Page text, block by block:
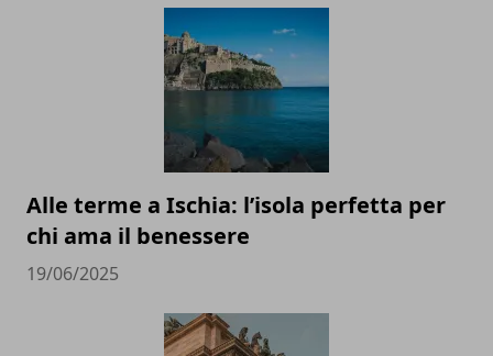
Alle terme a Ischia: l’isola perfetta per
chi ama il benessere
19/06/2025